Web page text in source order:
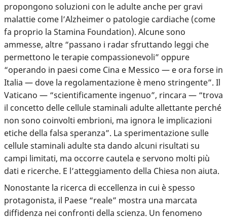
propongono soluzioni con le adulte anche per gravi
malattie come l’Alzheimer o patologie cardiache (come
fa proprio la Stamina Foundation). Alcune sono
ammesse, altre “passano i radar sfruttando leggi che
permettono le terapie compassionevoli” oppure
“operando in paesi come Cina e Messico — e ora forse in
Italia — dove la regolamentazione è meno stringente”. Il
Vaticano — “scientificamente ingenuo”, rincara — “trova
il concetto delle cellule staminali adulte allettante perché
non sono coinvolti embrioni, ma ignora le implicazioni
etiche della falsa speranza”. La sperimentazione sulle
cellule staminali adulte sta dando alcuni risultati su
campi limitati, ma occorre cautela e servono molti più
dati e ricerche. E l’atteggiamento della Chiesa non aiuta.
Nonostante la ricerca di eccellenza in cui è spesso
protagonista, il Paese “reale” mostra una marcata
diffidenza nei confronti della scienza. Un fenomeno